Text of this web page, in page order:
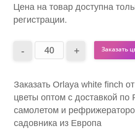
Цена на товар доступна
регистрации.
Заказать
Заказать Orlaya white finch
цветы оптом с доставкой по
самолетом и
садовника из Европа